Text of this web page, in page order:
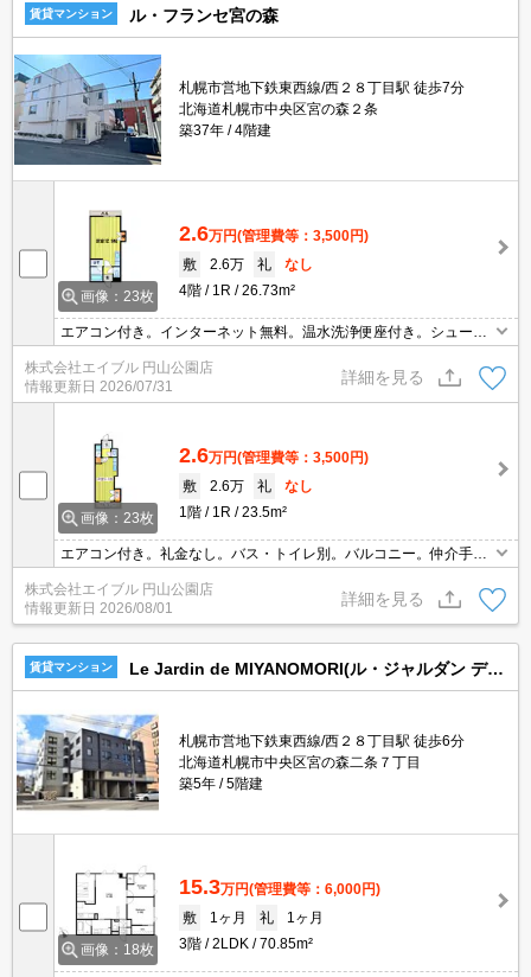
賃貸マンション ル・フランセ宮の森
札幌市営地下鉄東西線/西２８丁目駅 徒歩7分
北海道札幌市中央区宮の森２条
築37年
4階建
画像：23枚
2.6万円(管理費等：3,500円)
敷
2.6万 礼
なし
4階
1R 26.73m²
エアコン付き。インターネット無料。温水洗浄便座付き。シューズ
ボックス付き。クローゼット付。バス・トイレ別。バルコニー。仲
介手数料家賃の0.55ヵ月分。新生活のスタートはここから。礼金な
し。
株式会社エイブル 円山公園店
情報更新日 2026/07/31
詳細を見る
画像：23枚
2.6万円(管理費等：3,500円)
敷
2.6万 礼
なし
1階
1R 23.5m²
エアコン付き。礼金なし。バス・トイレ別。バルコニー。仲介手数
料家賃の0.55ヵ月分。新生活のスタートはここから。ガスコンロ設
置可。温水洗浄便座付き。インターネット無料。シューズボックス
付き。
株式会社エイブル 円山公園店
情報更新日 2026/08/01
詳細を見る
賃貸マンション Le Jardin de MIYANOMORI(ル・ジャルダン デュ ミヤノモリ)
札幌市営地下鉄東西線/西２８丁目駅 徒歩6分
北海道札幌市中央区宮の森二条７丁目
築5年
5階建
画像：18枚
15.3万円(管理費等：6,000円)
敷
1ヶ月 礼
1ヶ月
3階
2LDK 70.85m²